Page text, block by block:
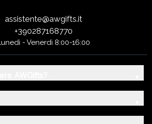
assistente@awgifts.it
+390287168770
- Venerdì 8:00-16:00